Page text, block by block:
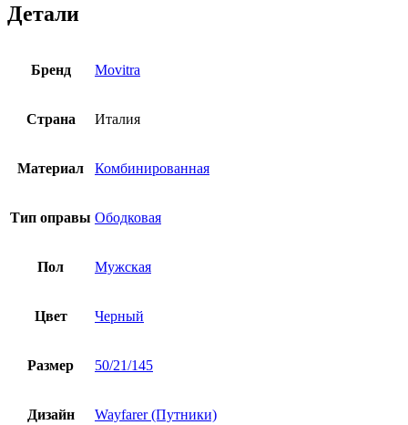
Детали
Бренд Movitra
Страна Италия
Материал Комбинированная
Тип оправы Ободковая
Пол Мужская
Цвет Черный
Размер 50/21/145
Дизайн Wayfarer (Путники)